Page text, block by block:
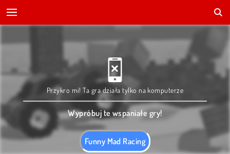
Funny Mad Racing
Przykro mi! Ta gra działa tylko na komputerze
Wypróbuj te wspaniałe gry!